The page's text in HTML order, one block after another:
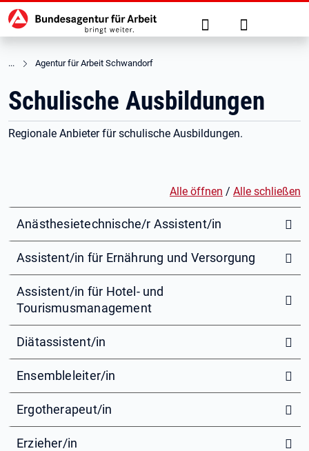
zu den Hauptinhalten springen
Hauptnavigation Suche Anmelden
Agentur für Arbeit Schwandorf
Schulische Ausbildungen
Regionale Anbieter für schulische Ausbildungen.
Alle öffnen / Alle schließen
Anästhesietechnische/r Assistent/in
Assistent/in für Ernährung und Versorgung
Assistent/in für Hotel- und
Tourismusmanagement
Diätassistent/in
Ensembleleiter/in
Ergotherapeut/in
Erzieher/in